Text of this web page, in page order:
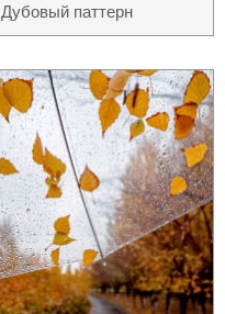
Дубовый паттерн